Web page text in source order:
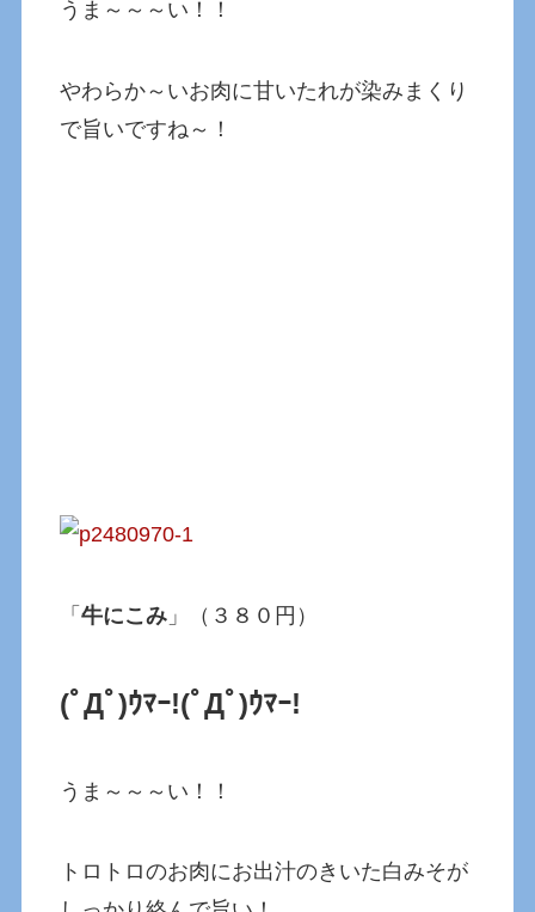
うま～～～い！！
やわらか～いお肉に甘いたれが染みまくり
で旨いですね～！
「牛にこみ 」（３８０円）
(ﾟДﾟ)ｳﾏｰ!(ﾟДﾟ)ｳﾏｰ!
うま～～～い！！
トロトロのお肉にお出汁のきいた白みそが